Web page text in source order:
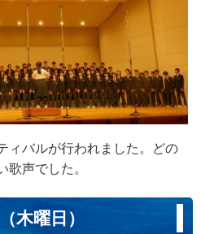
ィバルが行われました。どの
歌声でした。
木曜日）